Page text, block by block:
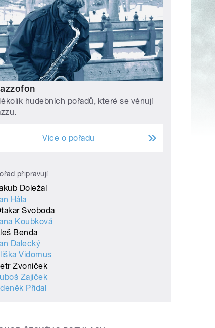
hudebních pořadů, které se věnují
Více o pořadu
připravují
Doležal
Hála
Svoboda
Koubková
Benda
Dalecký
Vidomus
Zvoníček
Zajíček
Přidal